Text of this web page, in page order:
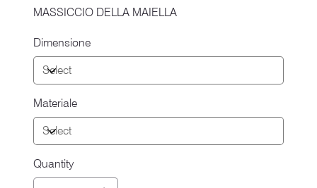
MASSICCIO DELLA MAIELLA
Dimensione
Materiale
Quantity